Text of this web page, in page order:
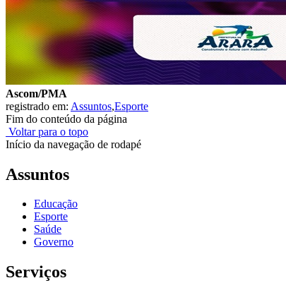
Ascom/PMA
registrado em: Assuntos,Esporte
Fim do conteúdo da página
Voltar para o topo
Início da navegação de rodapé
Assuntos
Educação
Esporte
Saúde
Governo
Serviços